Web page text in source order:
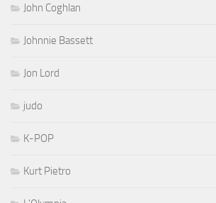
John Coghlan
Johnnie Bassett
Jon Lord
judo
K-POP
Kurt Pietro